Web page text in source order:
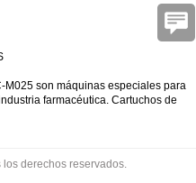
M025 son máquinas especiales para
farmacéutica. Cartuchos de
derechos reservados.